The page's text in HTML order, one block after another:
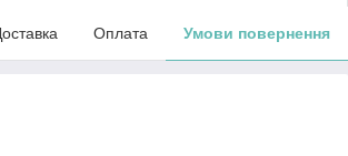
Оплата Умови повернення